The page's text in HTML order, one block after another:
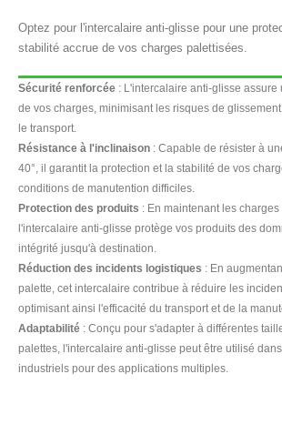
Optez pour l'intercalaire anti-glisse pour une
stabilité accrue de vos charges palettisées.
Sécurité renforcée : L'intercalaire anti-glisse assure
de vos charges, minimisant les risques de
le transport.
Résistance à l'inclinaison : Capable de résister à
40°, il garantit la protection et la stabilité de vos
conditions de manutention difficiles.
Protection des produits : En maintenant les charges
l'intercalaire anti-glisse protège vos produits des
intégrité jusqu'à destination.
Réduction des incidents logistiques : En
palette, cet intercalaire contribue à réduire les
optimisant ainsi l'efficacité du transport et de la
Adaptabilité : Conçu pour s'adapter à différentes
palettes, l'intercalaire anti-glisse peut être utilisé
industriels pour des applications multiples.